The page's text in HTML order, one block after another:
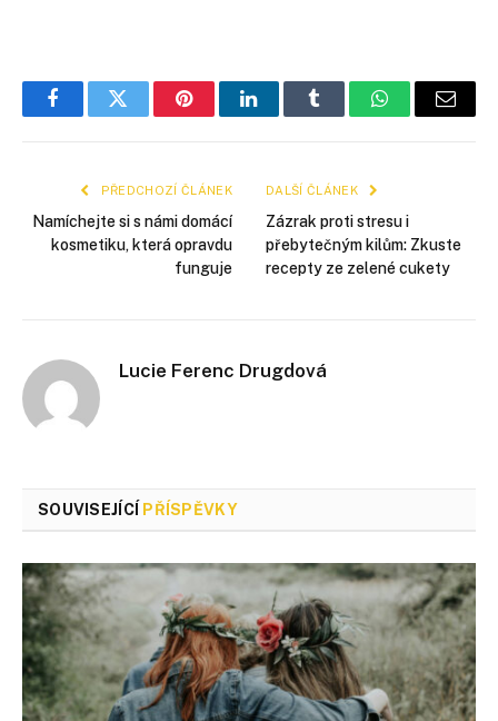
FacebookTwitter PinterestLinkedInTumblr WhatsApp
E-
PŘEDCHOZÍ ČLÁNEK
Namíchejte si s námi domácí
kosmetiku, která opravdu
funguje
DALŠÍ ČLÁNEK
Zázrak proti stresu i
přebytečným kilům: Zkuste
recepty ze zelené cukety
Lucie Ferenc Drugdová
SOUVISEJÍCÍ PŘÍSPĚVKY